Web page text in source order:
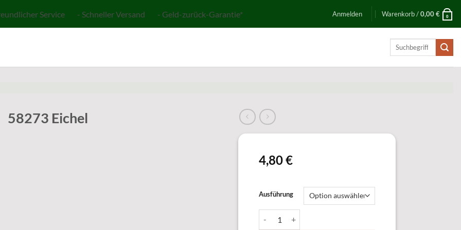
Service - Schneller Versand - Geld-zurück-Garantie* Anmelden Warenkorb /0,00€ 0
Suchen
58273 Eichel
4,80€
Ausführung